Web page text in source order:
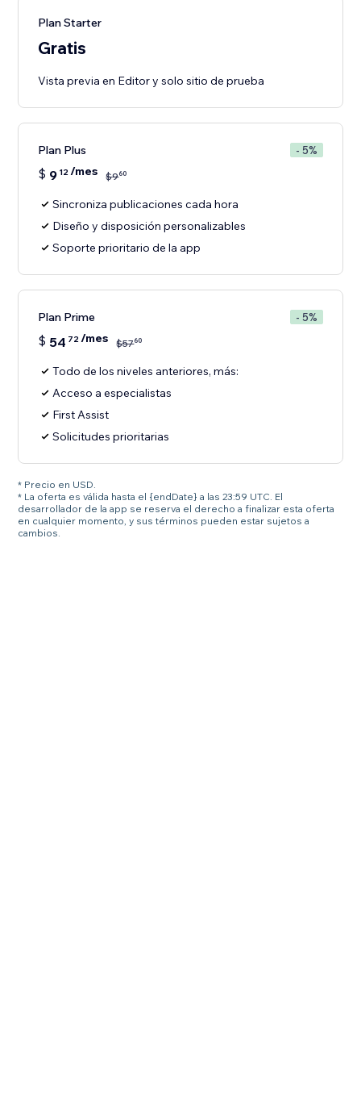
Plan Starter
Gratis
Vista previa en Editor y solo sitio de prueba
Plan Plus - 5%
$ 9 12/mes $960
Sincroniza publicaciones cada hora
Diseño y disposición personalizables
Soporte prioritario de la app
Plan Prime - 5%
$ 54 72/mes $5760
Todo de los niveles anteriores, más:
Acceso a especialistas
First Assist
Solicitudes prioritarias
* Precio en USD.
* La oferta es válida hasta el {endDate} a las 23:59 UTC. El
desarrollador de la app se reserva el derecho a finalizar esta oferta
en cualquier momento, y sus términos pueden estar sujetos a
cambios.